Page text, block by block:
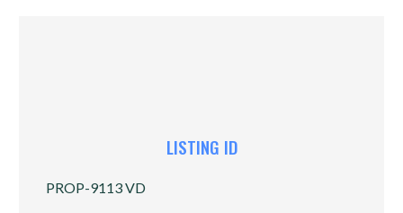
LISTING ID
PROP-9113 VD